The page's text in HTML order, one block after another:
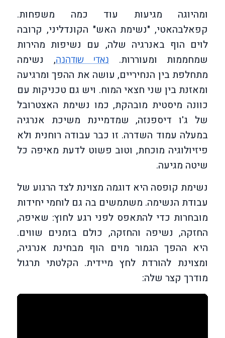
ומהיוגה מגיעות עוד כמה משפחות.
קפאלבהאטי, "נשימת האש" הקונדליני, קרובה
לוים הוף באנרגיה שלה, עם נשיפות מהירות
שמחממות ומעוררות.
נאדי שודהנה, נשימה
מתחלפת בין הנחיריים, עושה את ההפך ומרגיעה
ומאזנת בין שני חצאי המוח. ויש גם טכניקות עם
כוונה מיסטית מובהקת, כמו נשימת האצטרובל
של ג'ו דיספנזה, שמדמיינת משיכת אנרגיה
במעלה עמוד השדרה. זו כבר עבודה רוחנית ולא
פיזיולוגיה מוכחת, וטוב פשוט לדעת מאיפה כל
שיטה מגיעה.
נשימת קופסה היא דוגמה מצוינת לצד הרגוע של
עבודת הנשימה. משתמשים בה גם לוחמי יחידות
מובחרות כדי להתאפס לפני רגע לחוץ: שאיפה,
החזקה, נשיפה והחזקה, כולם בזמנים שווים.
היא ההפך הגמור מוים הוף מבחינת אנרגיה,
ומצוינת להורדת לחץ מיידית. הקלטתי תרגול
מודרך קצר שלה: